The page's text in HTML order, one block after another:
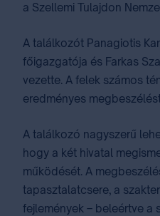
a Szellemi Tulajdon
A találkozót Panagiotis
főigazgatója és Farkas
vezette. A felek számos
eredményes
A találkozó nagyszerű
hogy a két hivatal
működését. A
tapasztalatcsere, a
fejlemények – beleértve a